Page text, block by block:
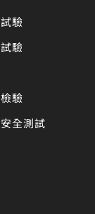
驗
驗
驗
全測試